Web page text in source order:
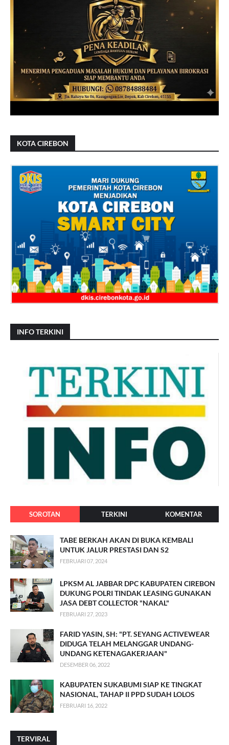
KOTA CIREBON
INFO TERKINI
SOROTAN TERKINI KOMENTAR
TABE BERKAH AKAN DI BUKA KEMBALI
UNTUK JALUR PRESTASI DAN S2
FEBRUARI 07, 2024
LPKSM AL JABBAR DPC KABUPATEN CIREBON
DUKUNG POLRI TINDAK LEASING GUNAKAN
JASA DEBT COLLECTOR "NAKAL"
FEBRUARI 27, 2023
FARID YASIN, SH: "PT. SEYANG ACTIVEWEAR
DIDUGA TELAH MELANGGAR UNDANG-
UNDANG KETENAGAKERJAAN"
DESEMBER 06, 2022
KABUPATEN SUKABUMI SIAP KE TINGKAT
NASIONAL, TAHAP II PPD SUDAH LOLOS
FEBRUARI 16, 2022
TERVIRAL